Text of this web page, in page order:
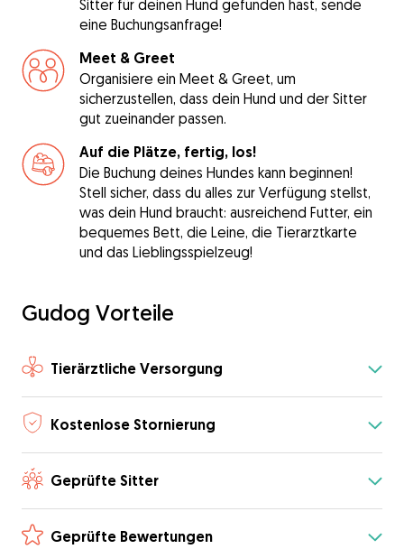
Sitter für deinen Hund gefunden hast, sende
eine Buchungsanfrage!
Meet & Greet
Organisiere ein Meet & Greet, um
sicherzustellen, dass dein Hund und der Sitter
gut zueinander passen.
Auf die Plätze, fertig, los!
Die Buchung deines Hundes kann beginnen!
Stell sicher, dass du alles zur Verfügung stellst,
was dein Hund braucht: ausreichend Futter, ein
bequemes Bett, die Leine, die Tierarztkarte
und das Lieblingsspielzeug!
Gudog Vorteile
Tierärztliche Versorgung
Kostenlose Stornierung
Geprüfte Sitter
Geprüfte Bewertungen